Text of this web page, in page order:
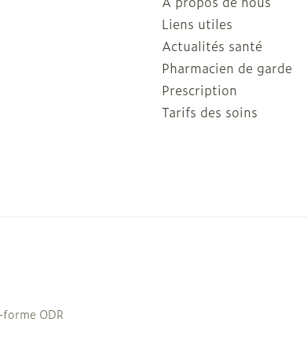
Liens utiles
Actualités santé
Pharmacien de garde
Prescription
Tarifs des soins
ODR